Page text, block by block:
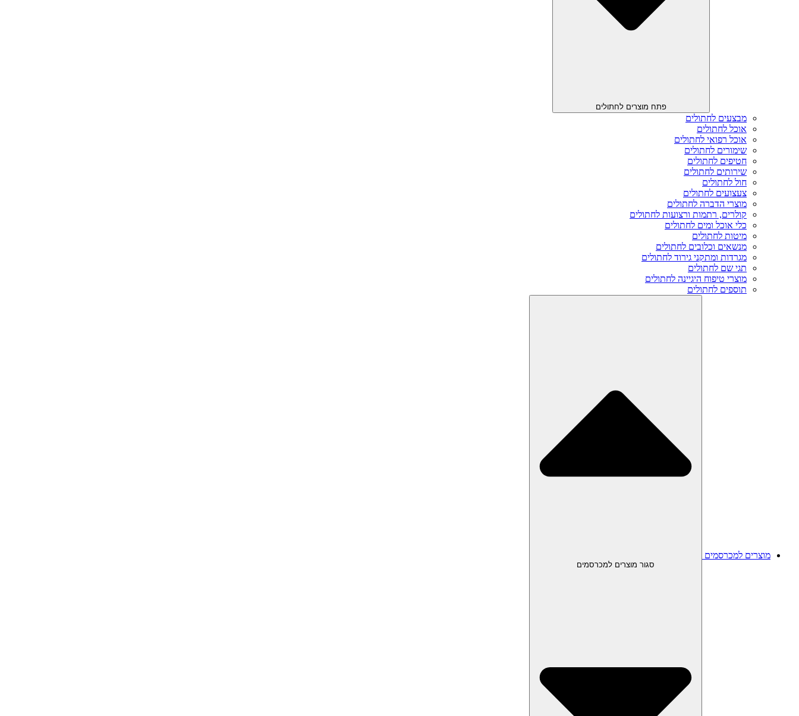
פתח מוצרים לחתולים
מבצעים לחתולים
אוכל לחתולים
אוכל רפואי לחתולים
שימורים לחתולים
חטיפים לחתולים
שירותים לחתולים
חול לחתולים
צעצועים לחתולים
מוצרי הדברה לחתולים
קולרים, רתמות ורצועות לחתולים
כלי אוכל ומים לחתולים
מיטות לחתולים
מנשאים וכלובים לחתולים
מגרדות ומתקני גירוד לחתולים
תגי שם לחתולים
מוצרי טיפוח היגיינה לחתולים
תוספים לחתולים
מוצרים למכרסמים
סגור מוצרים למכרסמים